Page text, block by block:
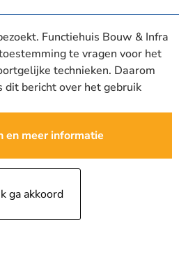
Functiehuis Bouw & Infra
te vragen voor het
technieken. Daarom
bericht over het gebruik
en meer informatie
ga akkoord